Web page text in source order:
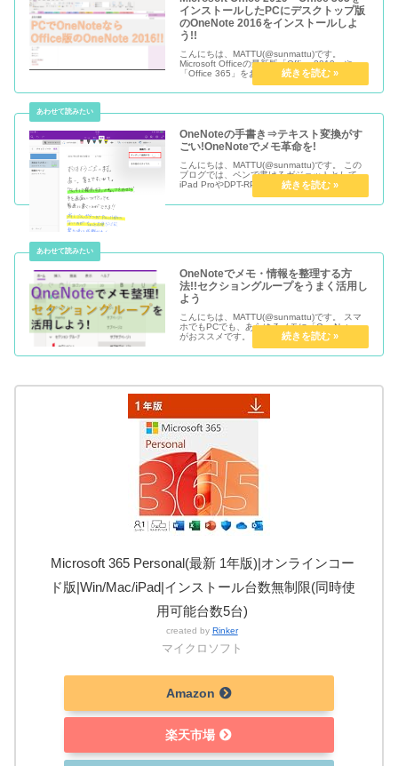
インストールしたPCにデスクトップ版
のOneNote 2016をインストールしよ
う!!
こんにちは、MATTU(@sunmattu)です。
Microsoft Officeの最新版「Office 2019」や
「Office 365」をお使いの方には、Officeのメ
モアプリ「OneNote」のデスクトップ版
「OneNote 2...
OneNoteの手書き⇒テキスト変換がす
ごい!OneNoteでメモ革命を!
こんにちは、MATTU(@sunmattu)です。 この
ブログでは、ペンで書けるガジェットとして、
iPad ProやDPT-RP1、Galaxy Note8をメイン
にご紹介してきました。 デジタル時代だからこ
そ、アナログでメモをするのは非常...
OneNoteでメモ・情報を整理する方
法!!セクショングループをうまく活用し
よう
こんにちは、MATTU(@sunmattu)です。 スマ
ホでもPCでも、あらゆるメモに「OneNote」
がおススメです。 仕事でも要件別に、積極的に
OneNoteを使っています。 ただ、どの要件を
どこにメモしておくか、瞬時にメモを取りたい
Microsoft 365 Personal(最新 1年版)|オンラインコー
ド版|Win/Mac/iPad|インストール台数無制限(同時使
用可能台数5台)
created by Rinker
マイクロソフト
Amazon
楽天市場